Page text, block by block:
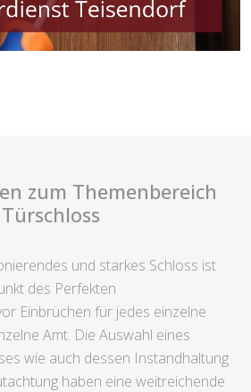
zum Themenbereich
Türschloss
und starkes Schloss ist
des Perfekten
Einbrüchen für jedes einzelne
Amt. Die Auswahl eines
wie auch dessen Instandhaltung
haben eine weitreichende